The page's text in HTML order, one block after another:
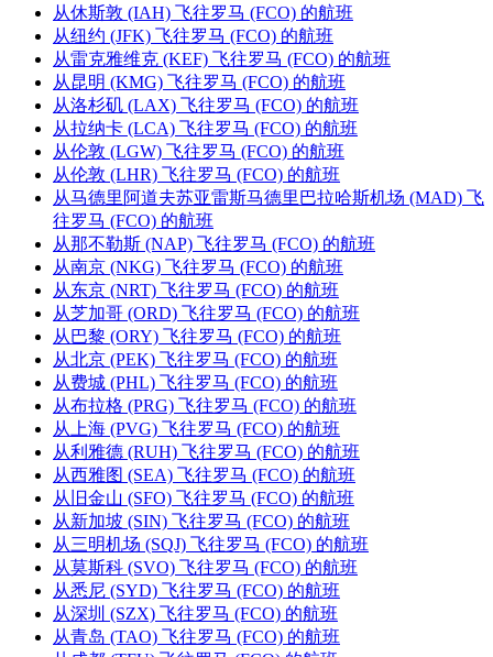
从休斯敦 (IAH) 飞往罗马 (FCO) 的航班
从纽约 (JFK) 飞往罗马 (FCO) 的航班
从雷克雅维克 (KEF) 飞往罗马 (FCO) 的航班
从昆明 (KMG) 飞往罗马 (FCO) 的航班
从洛杉矶 (LAX) 飞往罗马 (FCO) 的航班
从拉纳卡 (LCA) 飞往罗马 (FCO) 的航班
从伦敦 (LGW) 飞往罗马 (FCO) 的航班
从伦敦 (LHR) 飞往罗马 (FCO) 的航班
从马德里阿道夫苏亚雷斯马德里巴拉哈斯机场 (MAD) 飞
往罗马 (FCO) 的航班
从那不勒斯 (NAP) 飞往罗马 (FCO) 的航班
从南京 (NKG) 飞往罗马 (FCO) 的航班
从东京 (NRT) 飞往罗马 (FCO) 的航班
从芝加哥 (ORD) 飞往罗马 (FCO) 的航班
从巴黎 (ORY) 飞往罗马 (FCO) 的航班
从北京 (PEK) 飞往罗马 (FCO) 的航班
从费城 (PHL) 飞往罗马 (FCO) 的航班
从布拉格 (PRG) 飞往罗马 (FCO) 的航班
从上海 (PVG) 飞往罗马 (FCO) 的航班
从利雅德 (RUH) 飞往罗马 (FCO) 的航班
从西雅图 (SEA) 飞往罗马 (FCO) 的航班
从旧金山 (SFO) 飞往罗马 (FCO) 的航班
从新加坡 (SIN) 飞往罗马 (FCO) 的航班
从三明机场 (SQJ) 飞往罗马 (FCO) 的航班
从莫斯科 (SVO) 飞往罗马 (FCO) 的航班
从悉尼 (SYD) 飞往罗马 (FCO) 的航班
从深圳 (SZX) 飞往罗马 (FCO) 的航班
从青岛 (TAO) 飞往罗马 (FCO) 的航班